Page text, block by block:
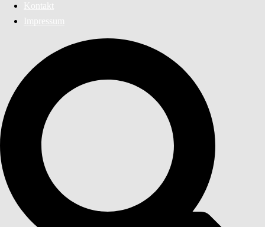
Kontakt
Impressum